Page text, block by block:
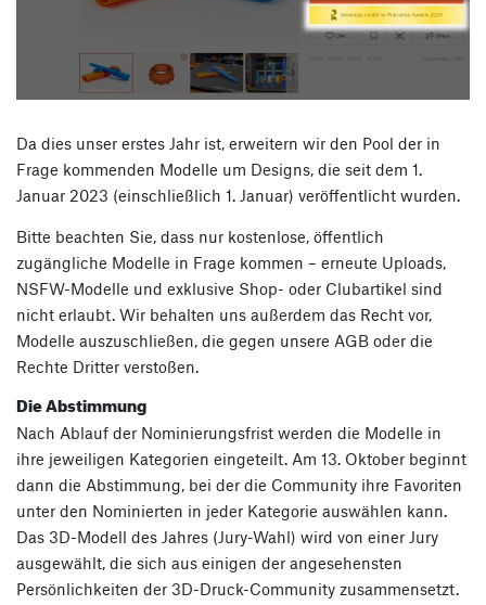
Da dies unser erstes Jahr ist, erweitern wir den Pool der in
Frage kommenden Modelle um Designs, die seit dem 1.
Januar 2023 (einschließlich 1. Januar) veröffentlicht wurden.
Bitte beachten Sie, dass nur kostenlose, öffentlich
zugängliche Modelle in Frage kommen – erneute Uploads,
NSFW-Modelle und exklusive Shop- oder Clubartikel sind
nicht erlaubt. Wir behalten uns außerdem das Recht vor,
Modelle auszuschließen, die gegen unsere AGB oder die
Rechte Dritter verstoßen.
Die Abstimmung
Nach Ablauf der Nominierungsfrist werden die Modelle in
ihre jeweiligen Kategorien eingeteilt. Am 13. Oktober beginnt
dann die Abstimmung, bei der die Community ihre Favoriten
unter den Nominierten in jeder Kategorie auswählen kann.
Das 3D-Modell des Jahres (Jury-Wahl) wird von einer Jury
ausgewählt, die sich aus einigen der angesehensten
Persönlichkeiten der 3D-Druck-Community zusammensetzt.